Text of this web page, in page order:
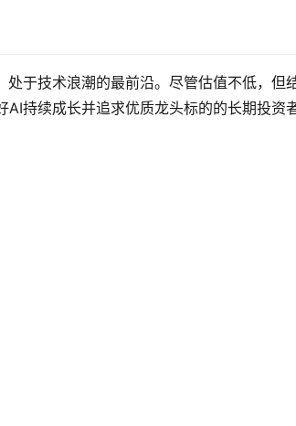
于技术浪潮的最前沿。尽管估值不低，但
持续成长并追求优质龙头标的的长期投资